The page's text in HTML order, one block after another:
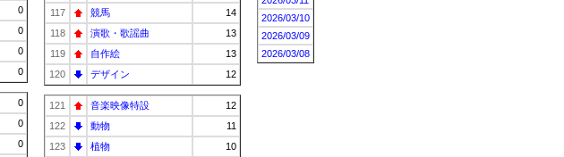
0
0
0
0
0
0
0
117
競馬
14
118
演歌・歌謡曲
13
119
自作絵
13
120
デザイン 12
121 音楽映像特設
12
122
動物
11
123
植物
10
2026/03/10
2026/03/09
2026/03/08